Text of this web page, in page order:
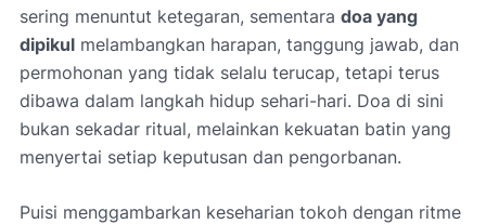
sering menuntut ketegaran, sementara doa yang
dipikul melambangkan harapan, tanggung jawab, dan
permohonan yang tidak selalu terucap, tetapi terus
dibawa dalam langkah hidup sehari-hari. Doa di sini
bukan sekadar ritual, melainkan kekuatan batin yang
menyertai setiap keputusan dan pengorbanan.
Puisi menggambarkan keseharian tokoh dengan ritme